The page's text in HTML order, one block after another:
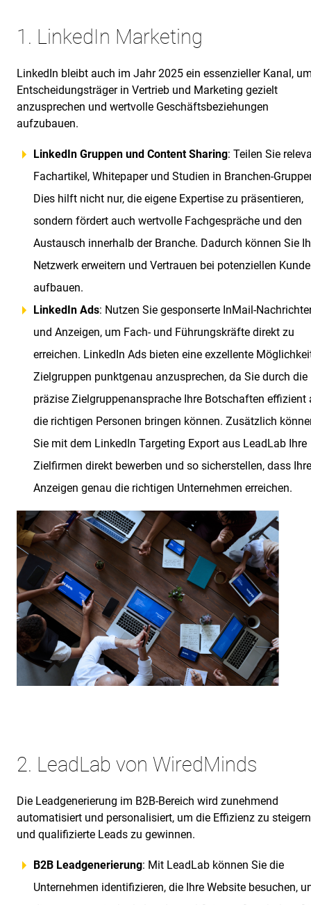
1. LinkedIn Marketing
LinkedIn bleibt auch im Jahr 2025 ein essenzieller Kanal,
Entscheidungsträger in Vertrieb und Marketing gezielt
anzusprechen und wertvolle Geschäftsbeziehungen
aufzubauen.
LinkedIn Gruppen und Content Sharing: Teilen Sie
Fachartikel, Whitepaper und Studien in Branchen-
Dies hilft nicht nur, die eigene Expertise zu präsentieren,
sondern fördert auch wertvolle Fachgespräche und den
Austausch innerhalb der Branche. Dadurch können Sie
Netzwerk erweitern und Vertrauen bei potenziellen
aufbauen.
LinkedIn Ads: Nutzen Sie gesponserte InMail-
und Anzeigen, um Fach- und Führungskräfte direkt zu
erreichen. LinkedIn Ads bieten eine exzellente
Zielgruppen punktgenau anzusprechen, da Sie durch die
präzise Zielgruppenansprache Ihre Botschaften effizient
die richtigen Personen bringen können. Zusätzlich
Sie mit dem LinkedIn Targeting Export aus LeadLab Ihre
Zielfirmen direkt bewerben und so sicherstellen, dass Ihre
Anzeigen genau die richtigen Unternehmen erreichen.
2. LeadLab von WiredMinds
Die Leadgenerierung im B2B-Bereich wird zunehmend
automatisiert und personalisiert, um die Effizienz zu steigern
und qualifizierte Leads zu gewinnen.
B2B Leadgenerierung: Mit LeadLab können Sie die
Unternehmen identifizieren, die Ihre Website besuchen,